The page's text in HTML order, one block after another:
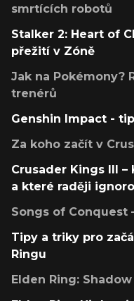
smrtících robotů
Stalker 2: Heart of
přežití v Zóně
Jak na Pokémony?
trenérů
Genshin Impact -
Za koho začít v
Crusader Kings III
a které raději
Songs of Conquest
Tipy a triky pro
Ringu
Elden Ring: